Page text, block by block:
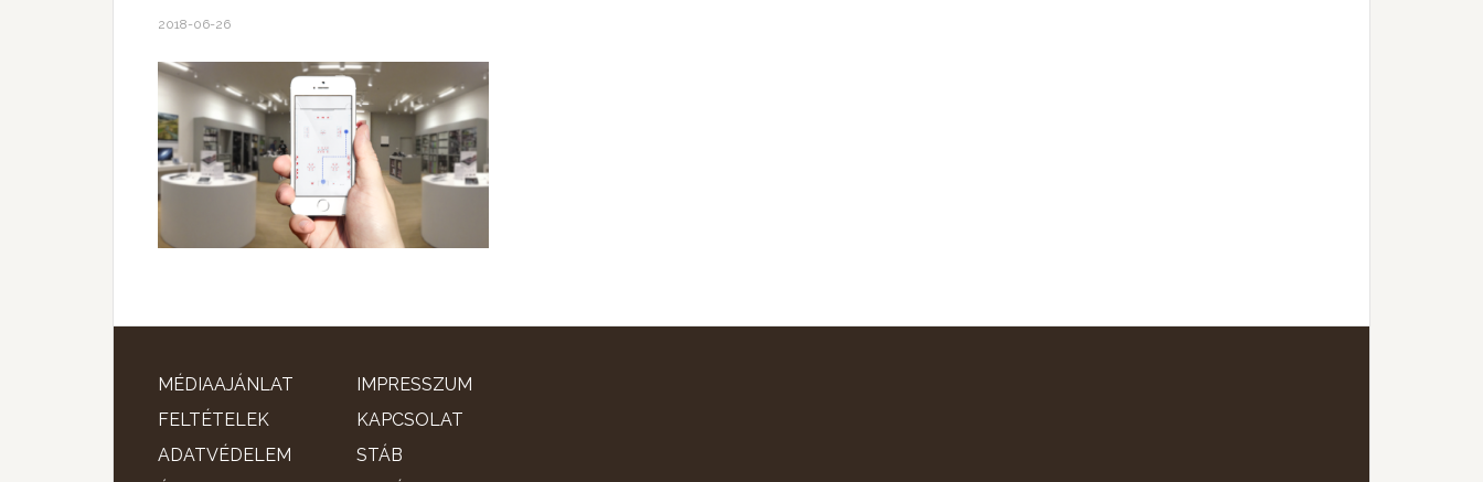
2018-06-26
MÉDIAAJÁNLAT
FELTÉTELEK
ADATVÉDELEM
IMPRESSZUM
KAPCSOLAT
STÁB